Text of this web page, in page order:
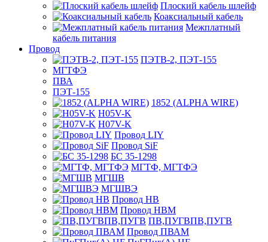
Плоский кабель шлейф
Коаксиальный кабель
Межплатный
кабель питания
Провод
ПЭТВ-2, ПЭТ-155
МГТФЭ
ПВА
ПЭТ-155
1852 (ALPHA WIRE)
H05V-K
H07V-K
Провод LIY
Провод SiF
БС 35-1298
МГТФ, МГТФЭ
МГШВ
МГШВЭ
Провод НВ
Провод НВМ
ПВ,ПУГВПВ,ПУГВ
Провод ПВАМ